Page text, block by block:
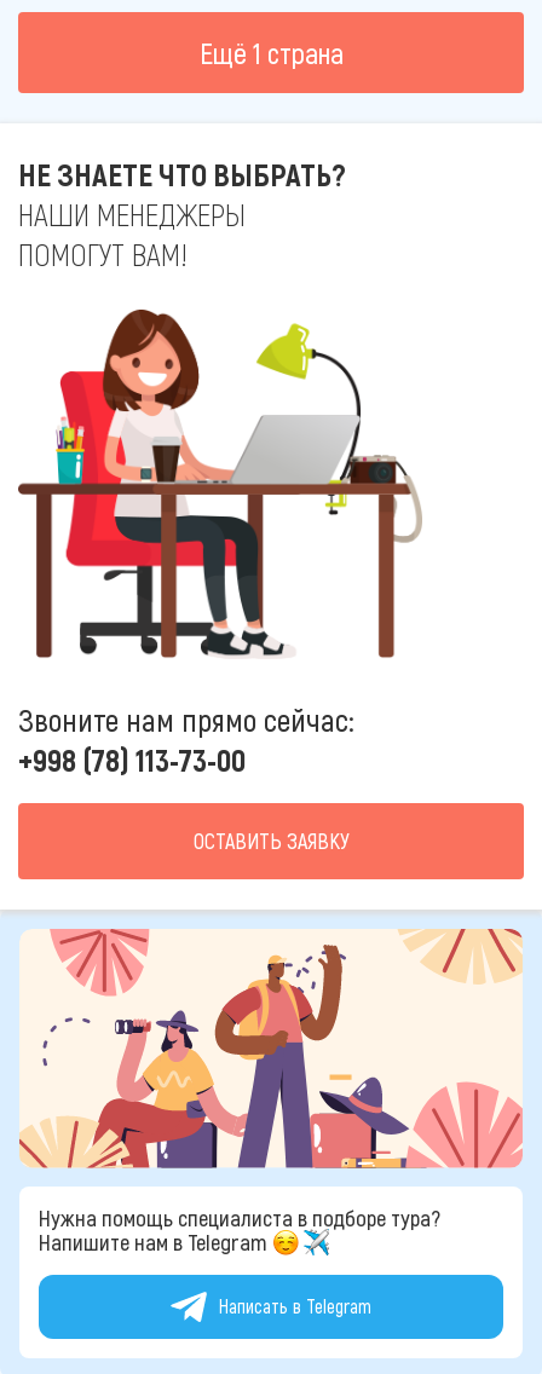
Eщё 1 страна
НЕ ЗНАЕТЕ ЧТО ВЫБРАТЬ?
НАШИ МЕНЕДЖЕРЫ
ПОМОГУТ ВАМ!
Звоните нам прямо сейчас:
+998 (78) 113-73-00
ОСТАВИТЬ ЗАЯВКУ
Нужна помощь специалиста в подборе тура?
Напишите нам в Telegram
Написать в Telegram